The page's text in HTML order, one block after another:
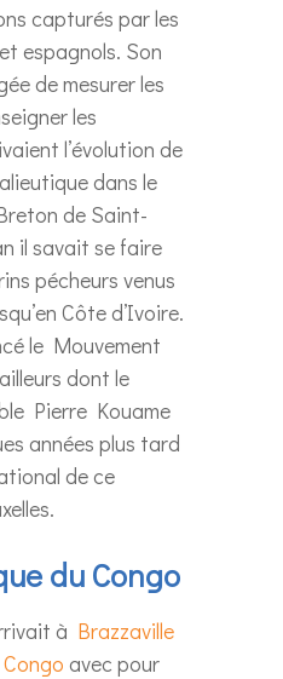
capturés par les
espagnols. Son
de mesurer les
les
l’évolution de
dans le
de Saint-
il savait se faire
pécheurs venus
Côte d’Ivoire.
le Mouvement
dont le
Pierre Kouame
années plus tard
de ce
du Congo
à Brazzaville
avec pour